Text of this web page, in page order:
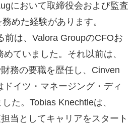
において取締役会および監査
めた経験があります。
前は、Valora GroupのCFOお
ていました。それ以前は、
務の要職を歴任し、Cinven
ドイツ・マネージング・ディ
た。Tobias Knechtleは、
当としてキャリアをスタート